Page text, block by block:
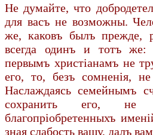
Не думайте, что
для васъ не возможны.
же, каковъ былъ прежде,
всегда одинъ и тотъ же:
первымъ христiанамъ не
его, то, безъ сомненiя,
Наслаждаясь семейнымъ
сохранить его, не
благопрiобретенныхъ
зная слабость вашу, далъ